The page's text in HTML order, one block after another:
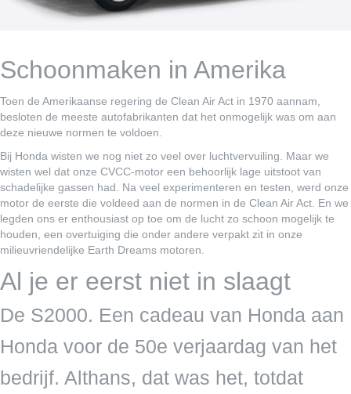
Schoonmaken in Amerika
Toen de Amerikaanse regering de Clean Air Act in 1970 aannam,
besloten de meeste autofabrikanten dat het onmogelijk was om aan
deze nieuwe normen te voldoen.
Bij Honda wisten we nog niet zo veel over luchtvervuiling. Maar we
wisten wel dat onze CVCC-motor een behoorlijk lage uitstoot van
schadelijke gassen had. Na veel experimenteren en testen, werd onze
motor de eerste die voldeed aan de normen in de Clean Air Act. En we
legden ons er enthousiast op toe om de lucht zo schoon mogelijk te
houden, een overtuiging die onder andere verpakt zit in onze
milieuvriendelijke Earth Dreams motoren.
Al je er eerst niet in slaagt
De S2000. Een cadeau van Honda aan
Honda voor de 50e verjaardag van het
bedrijf. Althans, dat was het, totdat